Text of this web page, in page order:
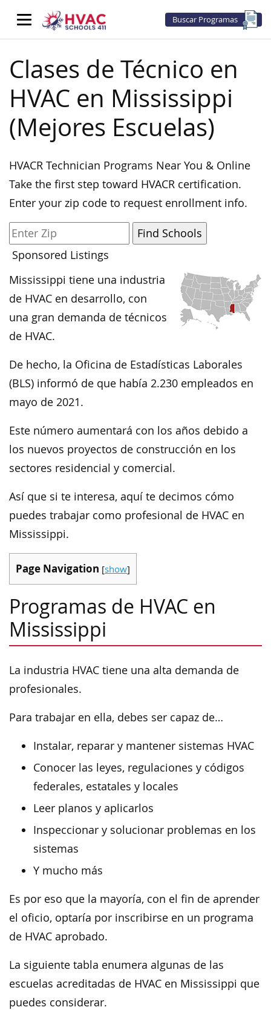
Buscar Programas
Clases de Técnico en
HVAC en Mississippi
(Mejores Escuelas)
HVACR Technician Programs Near You & Online
Take the first step toward HVACR certification.
Enter your zip code to request enrollment info.
Sponsored Listings
Mississippi tiene una industria
de HVAC en desarrollo, con
una gran demanda de técnicos
de HVAC.
De hecho, la Oficina de Estadísticas Laborales
(BLS) informó de que había 2.230 empleados en
mayo de 2021.
Este número aumentará con los años debido a
los nuevos proyectos de construcción en los
sectores residencial y comercial.
Así que si te interesa, aquí te decimos cómo
puedes trabajar como profesional de HVAC en
Mississippi.
Page Navigation [show]
Programas de HVAC en
Mississippi
La industria HVAC tiene una alta demanda de
profesionales.
Para trabajar en ella, debes ser capaz de…
Instalar, reparar y mantener sistemas HVAC
Conocer las leyes, regulaciones y códigos
federales, estatales y locales
Leer planos y aplicarlos
Inspeccionar y solucionar problemas en los
sistemas
Y mucho más
Es por eso que la mayoría, con el fin de aprender
el oficio, optaría por inscribirse en un programa
de HVAC aprobado.
La siguiente tabla enumera algunas de las
escuelas acreditadas de HVAC en Mississippi que
puedes considerar.